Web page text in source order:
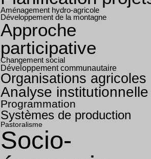
Aménagement hydro-agricole
Développement de la montagne
Approche
participative
Changement social
Développement communautaire
Organisations agricoles
Analyse institutionnelle
Programmation
Systèmes de production
Pastoralisme
Socio-